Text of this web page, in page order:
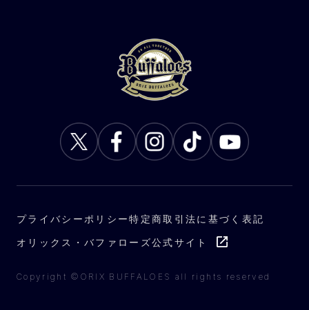
プライバシーポリシー特定商取引法に基づく表記
オリックス・バファローズ公式サイト
Copyright ©ORIX BUFFALOES all rights reserved